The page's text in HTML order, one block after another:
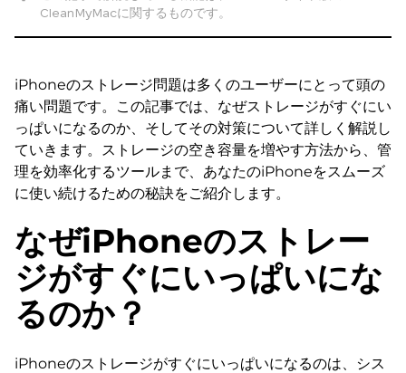
CleanMyMacに関するものです。
iPhoneのストレージ問題は多くのユーザーにとって頭の
痛い問題です。この記事では、なぜストレージがすぐにい
っぱいになるのか、そしてその対策について詳しく解説し
ていきます。ストレージの空き容量を増やす方法から、管
理を効率化するツールまで、あなたのiPhoneをスムーズ
に使い続けるための秘訣をご紹介します。
なぜiPhoneのストレー
ジがすぐにいっぱいにな
るのか？
iPhoneのストレージがすぐにいっぱいになるのは、シス